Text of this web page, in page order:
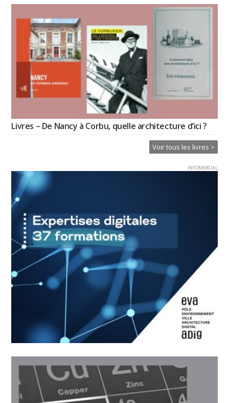
Livres – De Nancy à Corbu, quelle architecture d’ici ?
Voir tous les livres >
INFOMERCIAL